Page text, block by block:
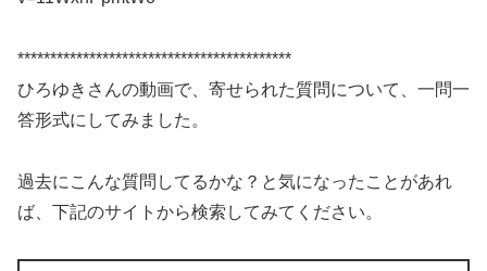
******************************************
ひろゆきさんの動画で、寄せられた質問について、一問一
答形式にしてみました。
過去にこんな質問してるかな？と気になったことがあれ
ば、下記のサイトから検索してみてください。